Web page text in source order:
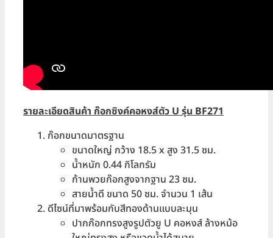
รายละเอียดสินค้า ก๊อกซิงค์คอหงส์ตัวU รุ่น BF271
ก๊อกขนาดมาตรฐาน
ขนาดใหญ่ กว้าง 18.5 x สูง 31.5 ซม.
น้ำหนัก 0.44 กิโลกรัม
ก้านพวยก๊อกสูงจากฐาน 23 ซม.
สายน้ำดี ขนาด 50 ซม. จำนวน 1 เส้น
ดีไซน์ที่มาพร้อมกับสีทองด้านแบบละมุน
ปากก๊อกทรงสูงรูปตัวยู U คอหงส์ ล้างหม้อ